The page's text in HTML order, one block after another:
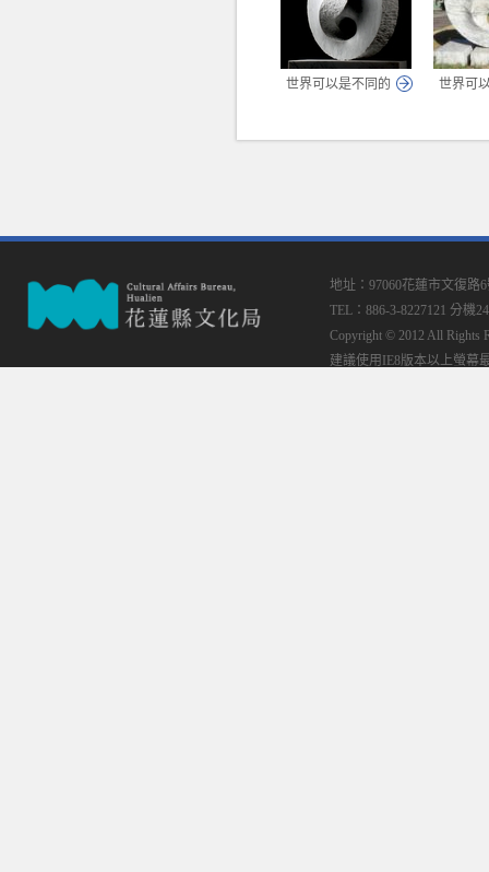
世界可以是不同的 世界可
地址：97060花蓮市文復路
TEL：886-3-8227121 分機
Copyright © 2012 All Rights
建議使用IE8版本以上螢幕